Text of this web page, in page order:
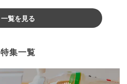
一覧を見る
特集一覧